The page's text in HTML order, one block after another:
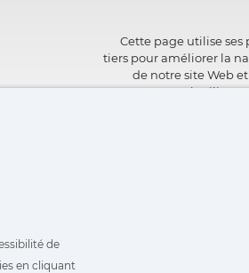
Cette page utilise ses
tiers pour améliorer la
de notre site Web
de
en cliquant